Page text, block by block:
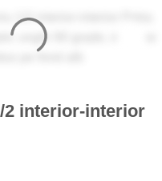
2 interior-interior